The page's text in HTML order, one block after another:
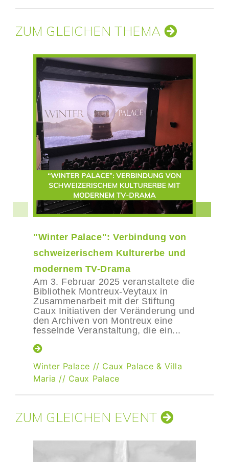
ZUM GLEICHEN THEMA
"Winter Palace": Verbindung von
schweizerischem Kulturerbe und
modernem TV-Drama
Am 3. Februar 2025 veranstaltete die
Bibliothek Montreux-Veytaux in
Zusammenarbeit mit der Stiftung
Caux Initiativen der Veränderung und
den Archiven von Montreux eine
fesselnde Veranstaltung, die ein...
Winter Palace // Caux Palace & Villa
Maria // Caux Palace
ZUM GLEICHEN EVENT